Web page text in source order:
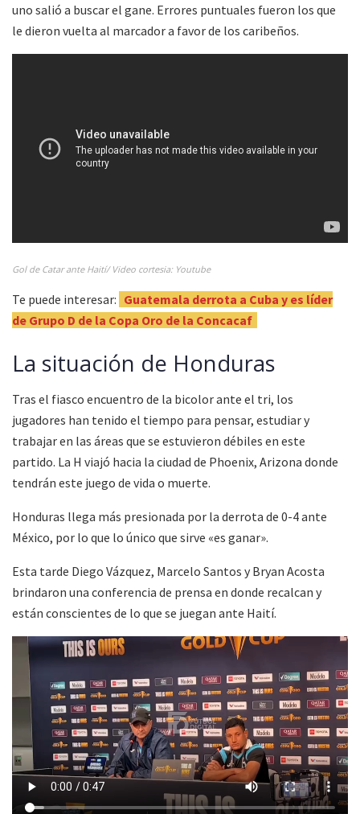
uno salió a buscar el gane. Errores puntuales fueron los que
le dieron vuelta al marcador a favor de los caribeños.
Gol de Catar ante Haití/ Video cortesia: Youtube
Te puede interesar: Guatemala derrota a Cuba y es líder
de Grupo D de la Copa Oro de la Concacaf
La situación de Honduras
Tras el fiasco encuentro de la bicolor ante el tri, los
jugadores han tenido el tiempo para pensar, estudiar y
trabajar en las áreas que se estuvieron débiles en este
partido. La H viajó hacia la ciudad de Phoenix, Arizona donde
tendrán este juego de vida o muerte.
Honduras llega más presionada por la derrota de 0-4 ante
México, por lo que lo único que sirve «es ganar».
Esta tarde Diego Vázquez, Marcelo Santos y Bryan Acosta
brindaron una conferencia de prensa en donde recalcan y
están conscientes de lo que se juegan ante Haití.